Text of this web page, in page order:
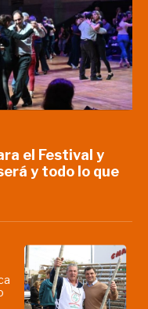
el Festival y
y todo lo que